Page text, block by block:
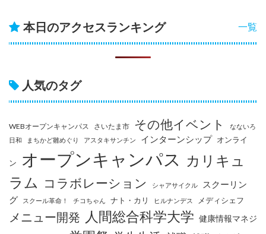
一覧
本日のアクセスランキング
人気のタグ
WEBオープンキャンパス さいたま市 その他イベント
なないろ
日和
まちかど雛めぐり アスタキサンチン インターンシップ オンライ
ン オープンキャンパス カリキュ
ラム コラボレーション シャアサイクル
スクーリン
グ
スクール革命！ チコちゃん ナト・カリ ヒルナンデス メディシェフ
メニュー開発 人間総合科学大学 健康情報マネジ